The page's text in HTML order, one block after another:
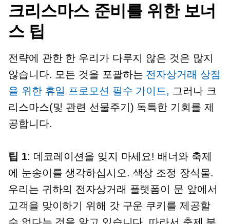
크리스마스 준비를 위한 보너
스 팁
전략에 관한 한 우리가 다루지 않은 것은 많지
않습니다. 모든 것을 포괄하는 전자상거래 상점
을 위한 휴일 프로모션 필수 가이드, 그러나 크
리스마스(및 관련 선물주기) 독특한 기회를 제
공합니다.
팁 1: 데코레이션을 잊지 마세요! 배너와 축제
에 눈송이를 생각하십시오. 색상 조정 장식물.
우리는 귀하의 전자상거래 플랫폼이 문 앞에서
고객을 맞이하기 위해 갓 구운 쿠키를 제공할